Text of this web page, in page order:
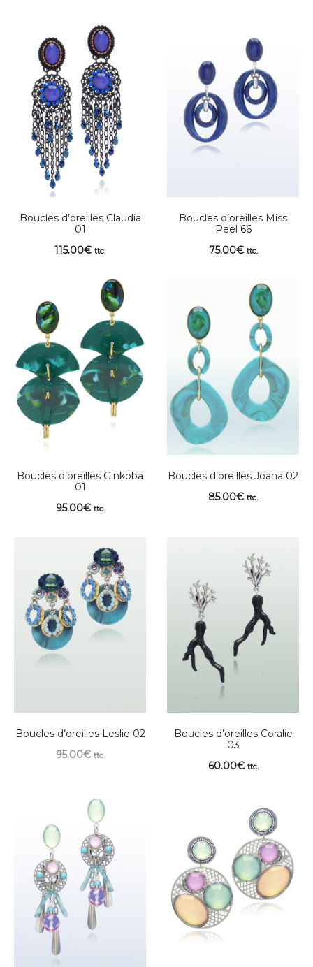
Boucles d’oreilles Claudia
01
115.00€ ttc.
Boucles d’oreilles Miss
Peel 66
75.00€ ttc.
Boucles d’oreilles Ginkoba
01
95.00€ ttc.
Boucles d’oreilles Joana 02
85.00€ ttc.
Boucles d’oreilles Leslie 02
95.00€ ttc.
Boucles d’oreilles Coralie
03
60.00€ ttc.